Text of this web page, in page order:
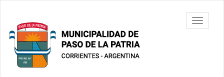
contenido
principal
Municipalidad
de Paso De
La Patria
barra